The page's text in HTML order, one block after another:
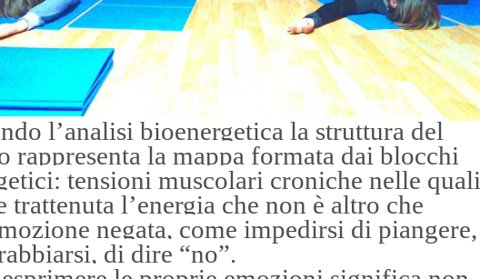
l’analisi bioenergetica la struttura del
rappresenta la mappa formata dai blocchi
tensioni muscolari croniche nelle quali
trattenuta l’energia che non è altro che
negata, come impedirsi di piangere,
di dire “no”.